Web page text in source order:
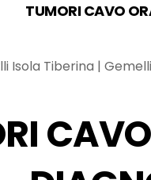
TUMORI CAVO
Isola Tiberina |
CAVO